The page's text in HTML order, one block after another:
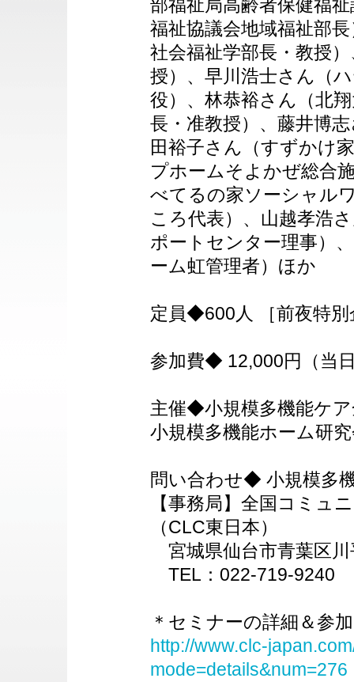
部福祉局高齢者保健福
福祉協議会地域福祉部
社会福祉学部長・教授
授）、早川浩士さん（
役）、林恭裕さん（北
長・准教授）、藤井博
田裕子さん（すずかけ
プホームそよかぜ総合
べてるの家ソーシャル
ころ代表）、山越孝浩
ポートセンター理事）
ーム虹管理者）ほか
定員◆600人 ［前夜特別
参加費◆ 12,000円（当
主催◆小規模多機能ケ
小規模多機能ホーム研
問い合わせ◆ 小規模多
【事務局】全国コミュ
（CLC東日本）
宮城県仙台市青葉区
TEL：022-719-9240
＊セミナーの詳細＆参
http://www.clc-
mode=details&num=276